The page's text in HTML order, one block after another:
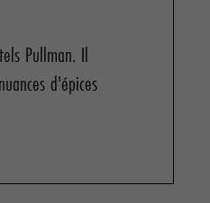
Pullman. Il
d'épices